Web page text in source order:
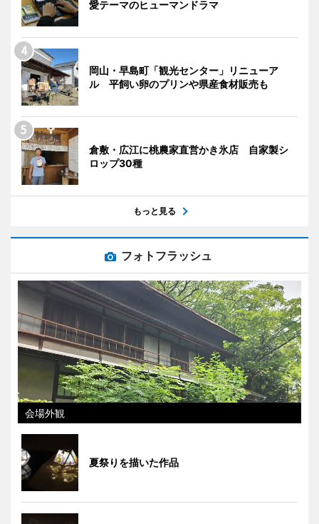
愛テーマのヒューマンドラマ
岡山・早島町「観光センター」リニューア
ル 平飼い卵のプリンや県産食材販売も
倉敷・広江に桃農家直営かき氷店 自家製シ
ロップ30種
もっと見る
フォトフラッシュ
会場外観
夏祭りを描いた作品